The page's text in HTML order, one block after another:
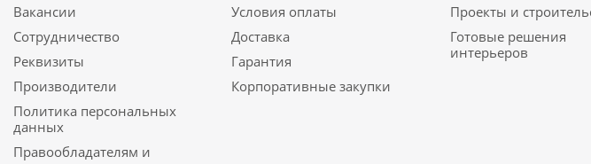
Вакансии
Сотрудничество
Реквизиты
Производители
Политика персональных
данных
Правообладателям и
Условия оплаты
Доставка
Гарантия
Корпоративные закупки
Проекты и
Готовые решения
интерьеров